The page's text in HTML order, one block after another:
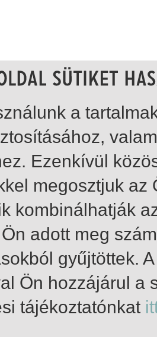
a
Ezenkívül
megosztjuk
kombinálhatják
adott meg
gyűjtöttek.
Ön hozzájárul a
tájékoztatónkat